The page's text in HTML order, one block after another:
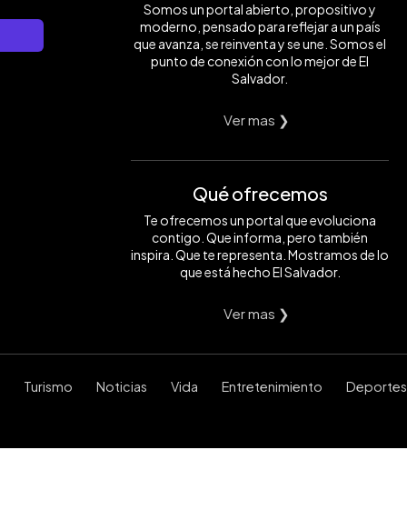
Somos un portal abierto, propositivo y
moderno, pensado para reflejar a un país
que avanza, se reinventa y se une. Somos el
punto de conexión con lo mejor de El
Salvador.
Ver mas ❯
Qué ofrecemos
Te ofrecemos un portal que evoluciona
contigo. Que informa, pero también
inspira. Que te representa. Mostramos de lo
que está hecho El Salvador.
Ver mas ❯
Turismo Noticias Vida Entretenimiento Deportes